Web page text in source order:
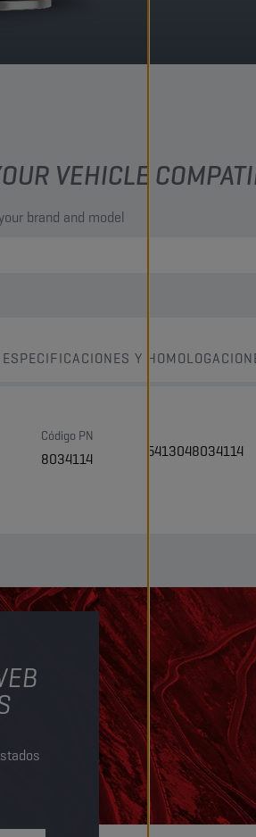
VEHICLE
brand and model
ESPECIFICACIONES Y
Código PN
8034114 5413048034114